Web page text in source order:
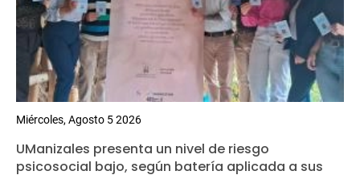
Miércoles, Agosto 5 2026
UManizales presenta un nivel de riesgo
psicosocial bajo, según batería aplicada a sus